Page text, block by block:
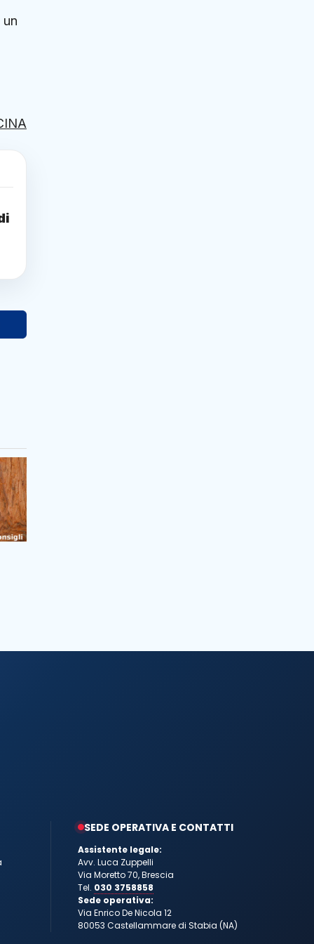
SEDE OPERATIVA E CONTATTI
Assistente legale:
Avv. Luca Zuppelli
Via Moretto 70, Brescia
Tel. 030 3758858
Sede operativa:
Via Enrico De Nicola 12
80053 Castellammare di Stabia (NA)